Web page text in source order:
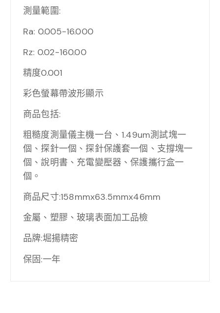
測量範圍:
Ra: 0.005-16.000
Rz: 0.02-160.00
精度0.001
彩色螢幕帶波形顯示
商品包括:
粗糙度測量儀主機一台、1.49um測試塊一
個、探針一個、探針保護套一個、支撐塊一
個、說明書、充電變壓器、保護攜行盒一
個。
商品尺寸:158mmx63.5mmx46mm
金屬、塑膠、玻璃表面加工品檢
品牌:堀揚精密
保固:一年